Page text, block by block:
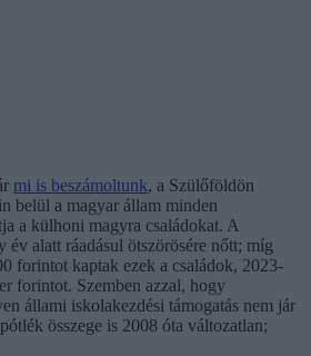
mi is beszámoltunk, a Szülőföldön
belül a magyar állam minden
a külhoni magyra családokat. A
év alatt ráadásul ötszörösére nőtt; míg
forintot kaptak ezek a családok, 2023-
forintot. Szemben azzal, hogy
állami iskolakezdési támogatás nem jár
összege is 2008 óta változatlan;